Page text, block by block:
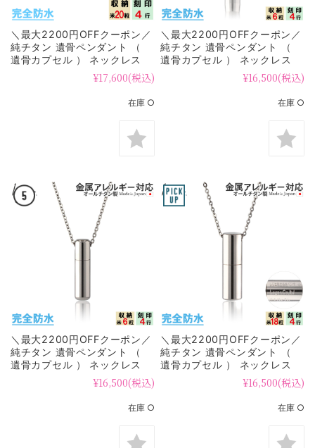
＼最大2200円OFFクーポン／
純チタン 遺骨ペンダント （
遺骨カプセル ） ネックレス
60cm 名入れ可 PC43-1
¥17,600(税込)
在庫 ○
＼最大2200円OFFクーポン／
純チタン 遺骨ペンダント （
遺骨カプセル ） ネックレス
¥16,500(税込)
在庫 ○
＼最大2200円OFFクーポン／
純チタン 遺骨ペンダント （
遺骨カプセル ） ネックレス
¥16,500(税込)
在庫 ○
＼最大2200円OFFクーポン／
純チタン 遺骨ペンダント （
遺骨カプセル ） ネックレス
¥16,500(税込)
在庫 ○